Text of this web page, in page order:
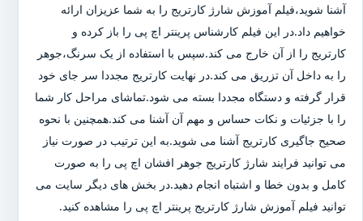
آشنا شوید،فیلم آموزش شارژ کارتریج را به شما عزیزان ارائه
خواهیم داد.در این فیلم کارشناس پرینتر اچ پی را باز کرده و
کارتریج را از آن خارج می کند.سپس با استفاده از یک سرنگ،جوهر
را به داخل آن تزریق می کند.در نهایت کارتریج مجددا سر جای خود
قرار گرفته و دستگاه مجددا بسته می شود.تماشای مراحل کار شما
را با جزئیات و نکات حساس و مهم آن آشنا می کند.همچنین با نحوه
صحیح جاگیری کارتریج آشنا می شوید.به این ترتیب در صورت نیاز
می توانید فرایند شارژ کارتریج جوهر افشان اچ پی را به صورت
کامل و بدون خطا و اشتباه انجام دهید.در بخش های دیگر سایت می
توانید فیلم آموزش شارژ کارتریج پرینتر اچ پی را مشاهده کنید.